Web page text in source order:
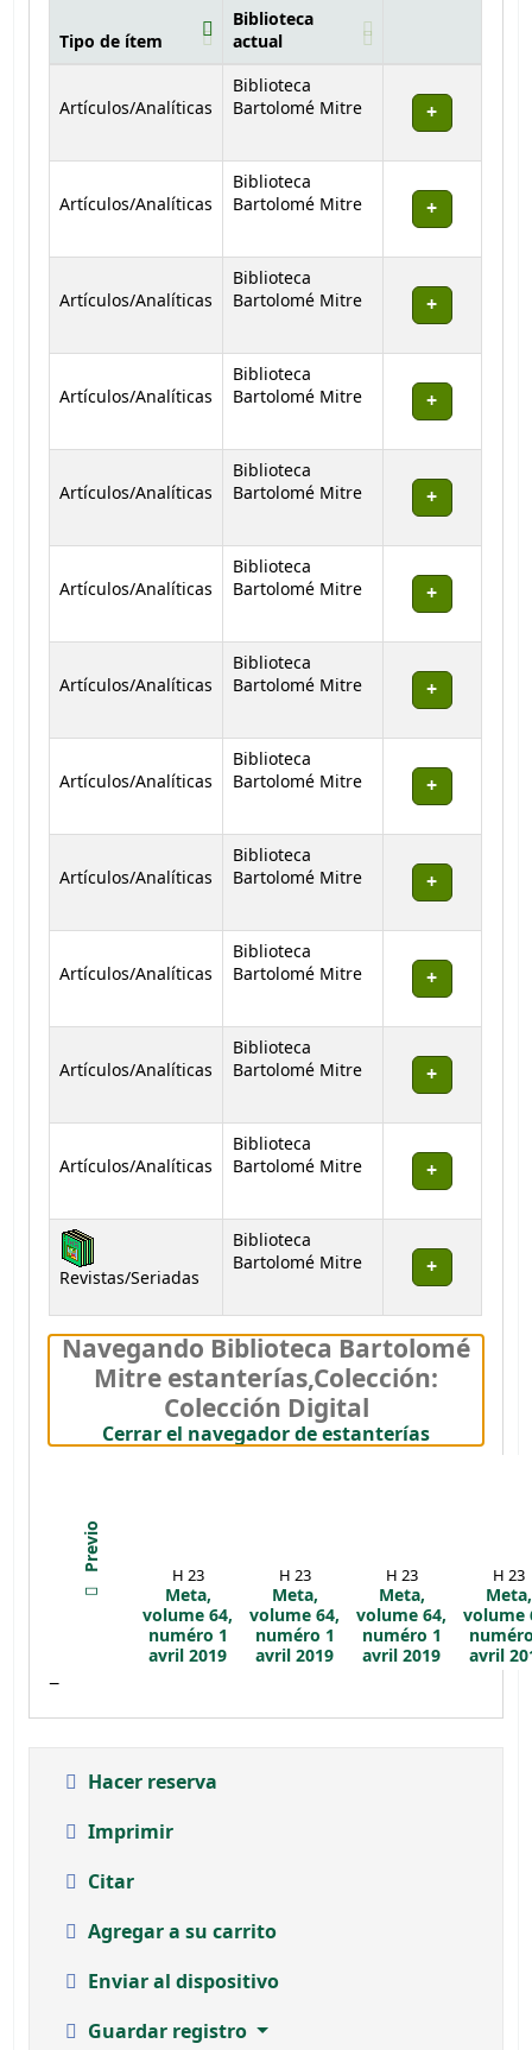
Tipo de ítem
Biblioteca
actual
Artículos/Analíticas
Biblioteca
Bartolomé Mitre
Artículos/Analíticas
Biblioteca
Bartolomé Mitre
Artículos/Analíticas
Biblioteca
Bartolomé Mitre
Artículos/Analíticas
Biblioteca
Bartolomé Mitre
Artículos/Analíticas
Biblioteca
Bartolomé Mitre
Artículos/Analíticas
Biblioteca
Bartolomé Mitre
Artículos/Analíticas
Biblioteca
Bartolomé Mitre
Artículos/Analíticas
Biblioteca
Bartolomé Mitre
Artículos/Analíticas
Biblioteca
Bartolomé Mitre
Artículos/Analíticas
Biblioteca
Bartolomé Mitre
Artículos/Analíticas
Biblioteca
Bartolomé Mitre
Artículos/Analíticas
Biblioteca
Bartolomé Mitre
Revistas/Seriadas
Biblioteca
Bartolomé Mitre
Navegando Biblioteca Bartolomé
Mitre estanterías,Colección:
Colección Digital
Cerrar el navegador de estanterías(Oculta el
Previo H 23
Meta,
volume 64,
numéro 1
avril 2019
H 23
Meta,
volume 64,
numéro 1
avril 2019
H 23
Meta,
volume 64,
numéro 1
avril 2019
H 23
Meta,
volume
avril
Hacer reserva
Imprimir
Citar
Agregar a su carrito
Enviar al dispositivo
Guardar registro